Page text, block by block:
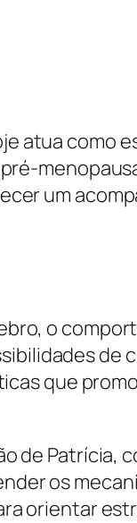
atua como
um
o
de
que
de Patrícia,
os
orientar